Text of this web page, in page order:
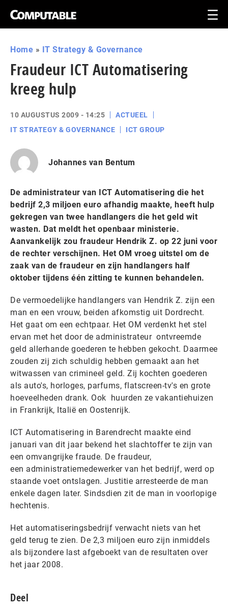
Home » IT Strategy & Governance
Fraudeur ICT Automatisering
kreeg hulp
10 AUGUSTUS 2009 - 14:25
ACTUEEL
IT STRATEGY & GOVERNANCE
ICT GROUP
Johannes van Bentum
De administrateur van ICT Automatisering die het
bedrijf 2,3 miljoen euro afhandig maakte, heeft hulp
gekregen van twee handlangers die het geld wit
wasten. Dat meldt het openbaar ministerie.
Aanvankelijk zou fraudeur Hendrik Z. op 22 juni voor
de rechter verschijnen. Het OM vroeg uitstel om de
zaak van de fraudeur en zijn handlangers half
oktober tijdens één zitting te kunnen behandelen.
De vermoedelijke handlangers van Hendrik Z. zijn een
man en een vrouw, beiden afkomstig uit Dordrecht.
Het gaat om een echtpaar. Het OM verdenkt het stel
ervan met het door de administrateur ontvreemde
geld allerhande goederen te hebben gekocht. Daarmee
zouden zij zich schuldig hebben gemaakt aan het
witwassen van crimineel geld. Zij kochten goederen
als auto's, horloges, parfums, flatscreen-tv's en grote
hoeveelheden drank. Ook huurden ze vakantiehuizen
in Frankrijk, Italië en Oostenrijk.
ICT Automatisering in Barendrecht maakte eind
januari van dit jaar bekend het slachtoffer te zijn van
een omvangrijke fraude. De fraudeur,
een administratiemedewerker van het bedrijf, werd op
staande voet ontslagen. Justitie arresteerde de man
enkele dagen later. Sindsdien zit de man in voorlopige
hechtenis.
Het automatiseringsbedrijf verwacht niets van het
geld terug te zien. De 2,3 miljoen euro zijn inmiddels
als bijzondere last afgeboekt van de resultaten over
het jaar 2008.
Deel